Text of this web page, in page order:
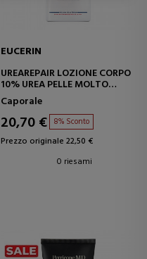
EUCERIN
UREAREPAIR LOZIONE CORPO
10% UREA PELLE MOLTO
SECCA
Caporale
20,70 € 8% Sconto
Prezzo originale 22,50 €
0 riesami